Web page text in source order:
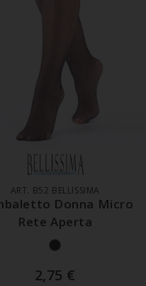
AL CARRELLO
ART. B52 BELLISSIMA
Donna Micro
Rete Aperta
2,75 €